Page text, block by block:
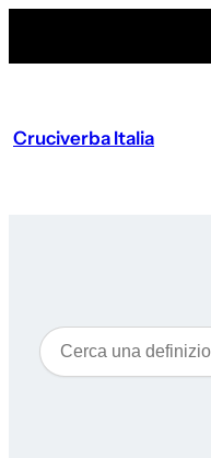
Cruciverba Italia
Cerca